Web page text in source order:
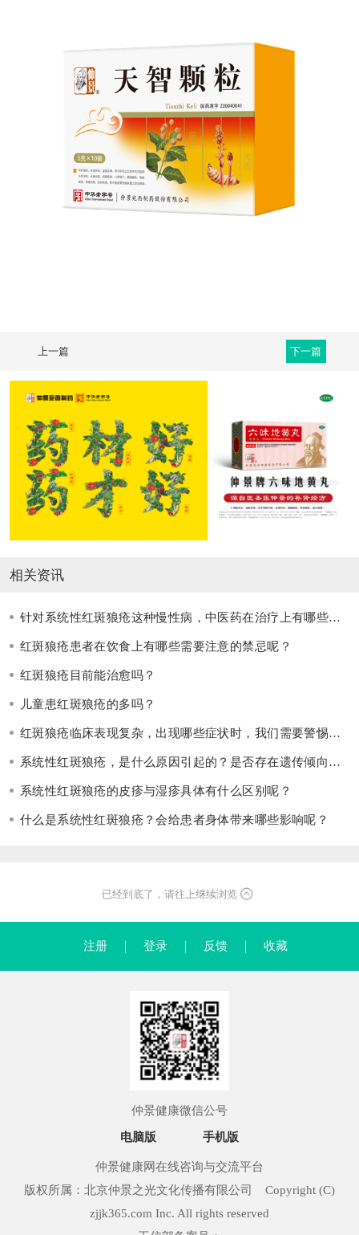
上一篇 下一篇
相关资讯
针对系统性红斑狼疮这种慢性病，中医药在治疗上有哪些独特的优势呢？
红斑狼疮患者在饮食上有哪些需要注意的禁忌呢？
红斑狼疮目前能治愈吗？
儿童患红斑狼疮的多吗？
红斑狼疮临床表现复杂，出现哪些症状时，我们需要警惕系统性红斑狼疮，及时就医检查呢？
系统性红斑狼疮，是什么原因引起的？是否存在遗传倾向呢？
系统性红斑狼疮的皮疹与湿疹具体有什么区别呢？
什么是系统性红斑狼疮？会给患者身体带来哪些影响呢？
已经到底了，请往上继续浏览
注册 登录 反馈 收藏
仲景健康微信公号
电脑版 手机版
仲景健康网在线咨询与交流平台
版权所属：北京仲景之光文化传播有限公司 Copyright (C)
zjjk365.com Inc. All rights reserved